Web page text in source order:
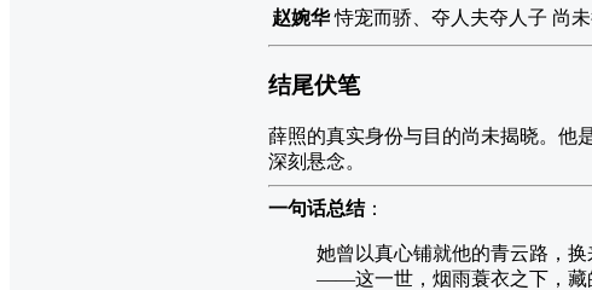
赵婉华 恃宠而骄、夺人夫夺人子 尚
结尾伏笔
薛照的真实身份与目的尚未揭晓。他
深刻悬念。
一句话总结：
她曾以真心铺就他的青云路，
——这一世，烟雨蓑衣之下，藏